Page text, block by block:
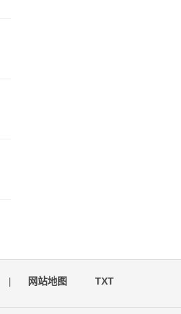
| 网站地图 TXT